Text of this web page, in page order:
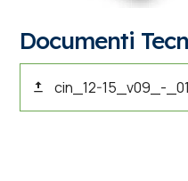
Documenti
cin_12-15_v09_-